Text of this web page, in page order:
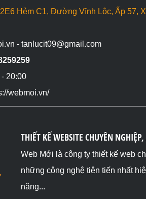
Hẻm C1, Đường Vĩnh Lộc, Ấp 57,
- tanlucit09@gmail.com
20:00
webmoi.vn/
THIẾT KẾ WEBSITE CHUYÊN
Web Mới là công ty thiết kế web
những công nghệ tiên tiến nhất
năng...